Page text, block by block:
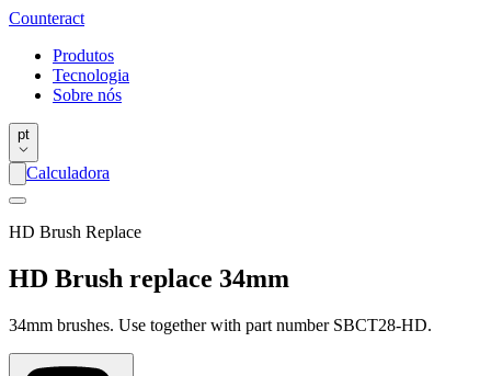
Counteract
Produtos
Tecnologia
Sobre nós
pt
Calculadora
HD Brush Replace
HD Brush replace 34mm
34mm brushes. Use together with part number SBCT28-HD.